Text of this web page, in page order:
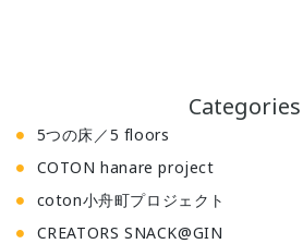
Categories
5つの床／5 floors
COTON hanare project
coton小舟町プロジェクト
CREATORS SNACK@GIN